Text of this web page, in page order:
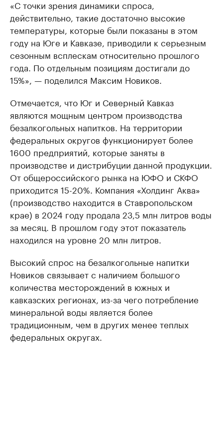
«С точки зрения динамики спроса,
действительно, такие достаточно высокие
температуры, которые были показаны в этом
году на Юге и Кавказе, приводили к серьезным
сезонным всплескам относительно прошлого
года. По отдельным позициям достигали до
15%», — поделился Максим Новиков.
Отмечается, что Юг и Северный Кавказ
являются мощным центром производства
безалкогольных напитков. На территории
федеральных округов функционирует более
1600 предприятий, которые заняты в
производстве и дистрибуции данной продукции.
От общероссийского рынка на ЮФО и СКФО
приходится 15-20%. Компания «Холдинг Аква»
(производство находится в Ставропольском
крае) в 2024 году продала 23,5 млн литров воды
за месяц. В прошлом году этот показатель
находился на уровне 20 млн литров.
Высокий спрос на безалкогольные напитки
Новиков связывает с наличием большого
количества месторождений в южных и
кавказских регионах, из-за чего потребление
минеральной воды является более
традиционным, чем в других менее теплых
федеральных округах.